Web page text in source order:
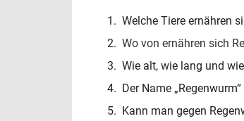
Welche Tiere ernähren
Wo von ernähren sich
Wie alt, wie lang und
Der Name „Regenwurm“
Kann man gegen